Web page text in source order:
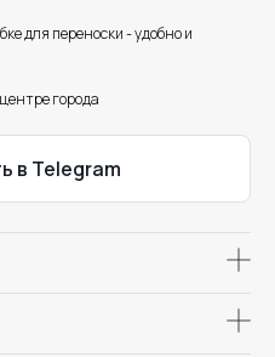
для переноски - удобно и
города
в Telegram